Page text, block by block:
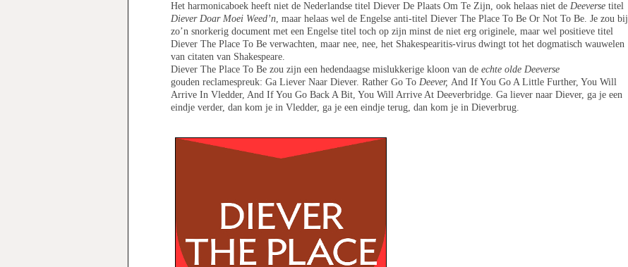
Het harmonicaboek heeft niet de Nederlandse titel Diever De Plaats Om Te Zijn, ook helaas niet de Deeverse titel
Diever Doar Moei Weed’n , maar helaas wel de Engelse anti-titel Diever The Place To Be Or Not To Be. Je zou bij
zo’n snorkerig document met een Engelse titel toch op zijn minst de niet erg originele, maar wel positieve titel
Diever The Place To Be verwachten, maar nee, nee, het Shakespearitis-virus dwingt tot het dogmatisch wauwelen
van citaten van Shakespeare.
Diever The Place To Be zou zijn een hedendaagse mislukkerige kloon van de echte olde Deeverse
gouden reclamespreuk: Ga Liever Naar Diever. Rather Go To Deever, And If You Go A Little Further, You Will
Arrive In Vledder, And If You Go Back A Bit, You Will Arrive At Deeverbridge. Ga liever naar Diever, ga je een
eindje verder, dan kom je in Vledder, ga je een eindje terug, dan kom je in Dieverbrug.